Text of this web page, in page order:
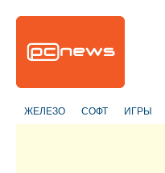
ЖЕЛЕЗО СОФТ ИГРЫ